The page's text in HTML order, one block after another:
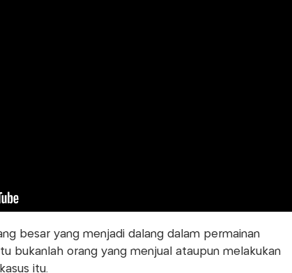
besar yang menjadi dalang dalam permainan
bukanlah orang yang menjual ataupun melakukan
itu.